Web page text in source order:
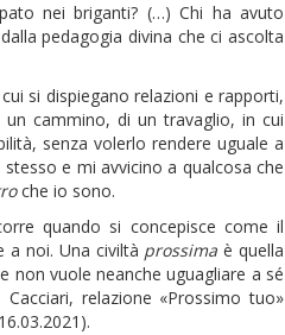
nei briganti? (…) Chi ha avuto
pedagogia divina che ci ascolta
si dispiegano relazioni e rapporti,
cammino, di un travaglio, in cui
senza volerlo rendere uguale a
e mi avvicino a qualcosa che
che io sono.
quando si concepisce come il
a noi. Una civiltà prossima è quella
non vuole neanche uguagliare a sé
relazione «Prossimo tuo»